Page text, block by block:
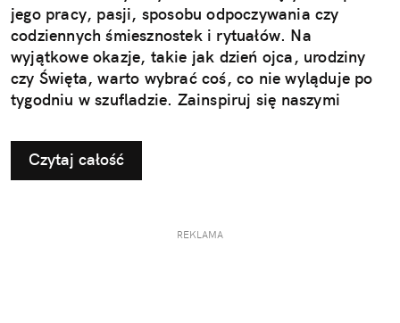
jego pracy, pasji, sposobu odpoczywania czy
codziennych śmiesznostek i rytuałów. Na
wyjątkowe okazje, takie jak dzień ojca, urodziny
czy Święta, warto wybrać coś, co nie wyląduje po
tygodniu w szufladzie. Zainspiruj się naszymi
taty.
Czytaj całość
REKLAMA